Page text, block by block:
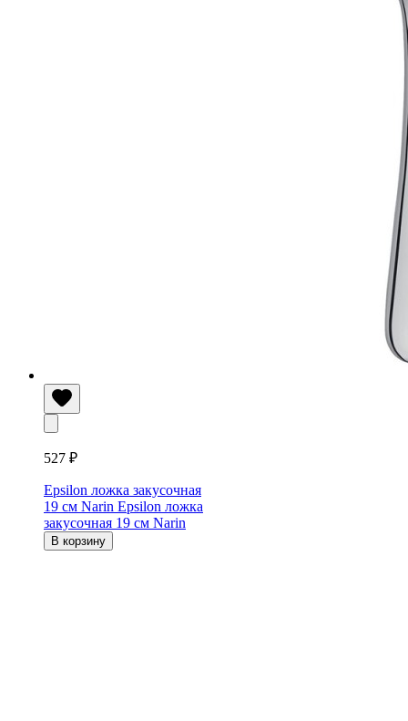
527 ₽
Epsilon ложка закусочная
19 см Narin Epsilon ложка
закусочная 19 см Narin
В корзину